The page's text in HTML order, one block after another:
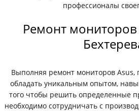
профессионалы
Ремонт мониторов
Выполняя ремонт мониторов Asus,
обладать уникальным опытом,
того чтобы решить определенные
необходимо сотрудничать с